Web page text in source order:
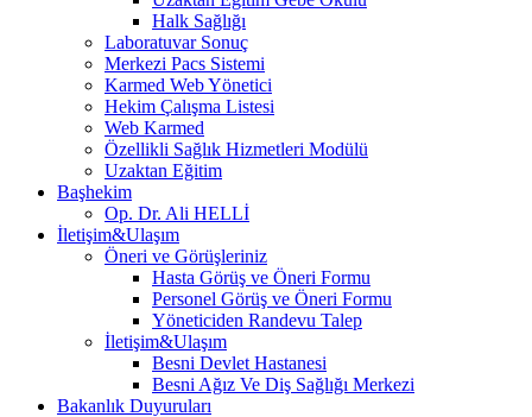
Halk Sağlığı
Laboratuvar Sonuç
Merkezi Pacs Sistemi
Karmed Web Yönetici
Hekim Çalışma Listesi
Web Karmed
Özellikli Sağlık Hizmetleri Modülü
Uzaktan Eğitim
Başhekim
Op. Dr. Ali HELLİ
İletişim&Ulaşım
Öneri ve Görüşleriniz
Hasta Görüş ve Öneri Formu
Personel Görüş ve Öneri Formu
Yöneticiden Randevu Talep
İletişim&Ulaşım
Besni Devlet Hastanesi
Besni Ağız Ve Diş Sağlığı Merkezi
Bakanlık Duyuruları